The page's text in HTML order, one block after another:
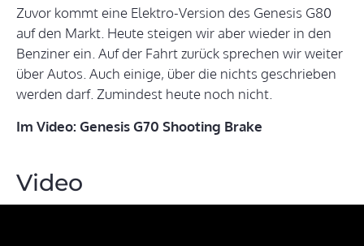
Zuvor kommt eine Elektro-Version des Genesis G80
auf den Markt. Heute steigen wir aber wieder in den
Benziner ein. Auf der Fahrt zurück sprechen wir weiter
über Autos. Auch einige, über die nichts geschrieben
werden darf. Zumindest heute noch nicht.
Im Video: Genesis G70 Shooting Brake
Video